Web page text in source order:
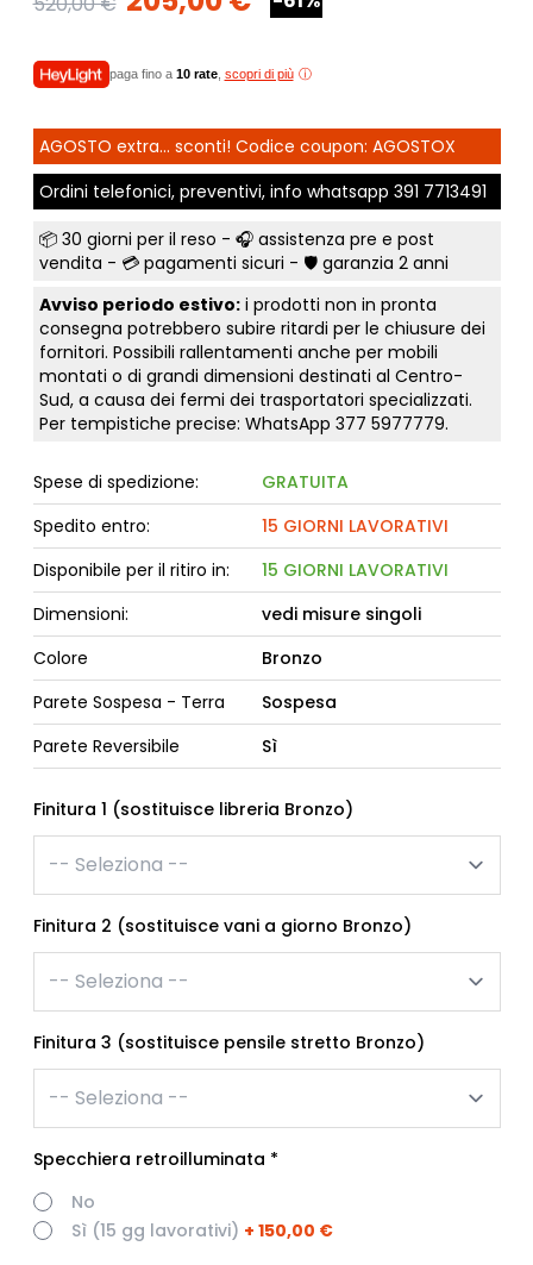
paga fino a 10 rate, scopri di più
AGOSTO extra... sconti! Codice coupon: AGOSTOX
Ordini telefonici, preventivi, info whatsapp 391 7713491
📦 30 giorni per il reso - 🎧 assistenza pre e post
vendita - 💳 pagamenti sicuri - 🛡️ garanzia 2 anni
Avviso periodo estivo:i prodotti non in pronta
consegna potrebbero subire ritardi per le chiusure dei
fornitori. Possibili rallentamenti anche per mobili
montati o di grandi dimensioni destinati al Centro-
Sud, a causa dei fermi dei trasportatori specializzati.
Per tempistiche precise: WhatsApp 377 5977779.
Spese di spedizione:
GRATUITA
Spedito entro:
15 GIORNI LAVORATIVI
Disponibile per il ritiro in:
15 GIORNI LAVORATIVI
Dimensioni:
vedi misure singoli
Colore
Bronzo
Parete Sospesa - Terra
Sospesa
Parete Reversibile
Sì
Finitura 1 (sostituisce libreria Bronzo)
Finitura 2 (sostituisce vani a giorno Bronzo)
Finitura 3 (sostituisce pensile stretto Bronzo)
Specchiera retroilluminata *
No
Sì (15 gg lavorativi) + 150,00 €